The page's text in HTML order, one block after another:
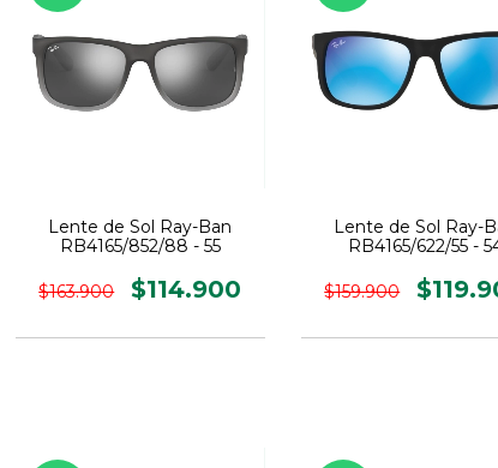
Lente de Sol Ray-Ban
RB4165/852/88 - 55
$163.900 $114.900
Lente de Sol Ray-
RB4165/622/55 -
$159.900